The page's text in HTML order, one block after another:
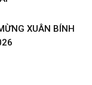
XUÂN BÍNH